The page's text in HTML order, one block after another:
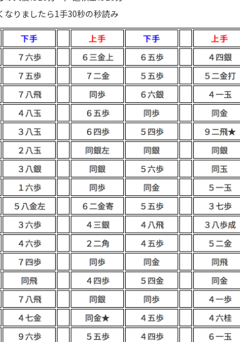
なりましたら1手30秒の秒読み